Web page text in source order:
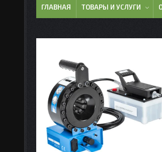
ГЛАВНАЯ ТОВАРЫ И УСЛУГИ